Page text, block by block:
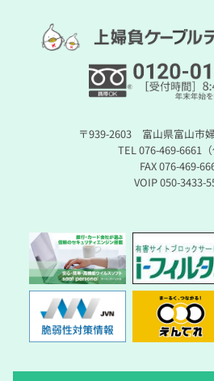
〒939-2603 富山県富山市
TEL 076-469-6661（
FAX 076-469-
VOIP 050-3433-